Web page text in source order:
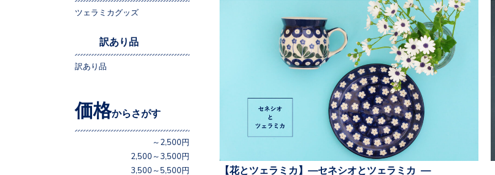
【花とツェラミカ】—セネシオとツェラミカ —
ツェラミカグッズ
訳あり品
訳あり品
価格からさがす
～2,500円
2,500～3,500円
3,500～5,500円